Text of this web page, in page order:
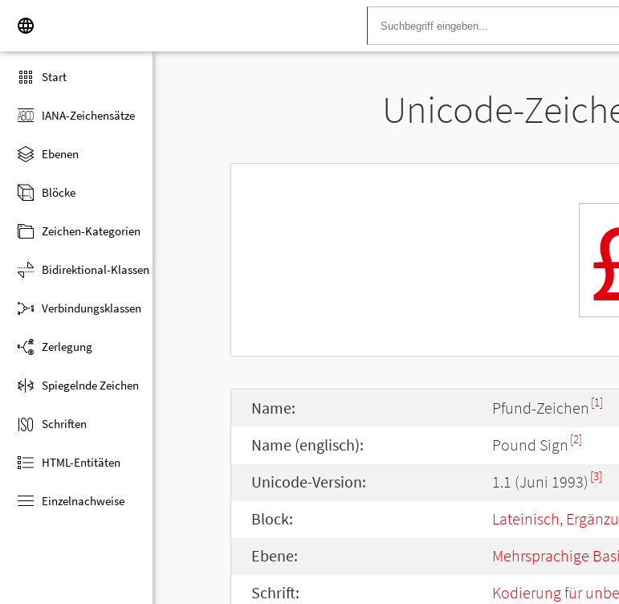
Start
IANA-Zeichensätze
Ebenen
Blöcke
Zeichen-Kategorien
Bidirektional-Klassen
Verbindungsklassen
Zerlegung
Spiegelnde Zeichen
Schriften
HTML-Entitäten
Einzelnachweise
Unicode-
Name: Pfund-Zeichen [1]
Name (englisch): Pound Sign [2]
Unicode-Version: 1.1 (Juni 1993) [3]
Block: Lateinisch,
Ebene: Mehrsprachige
Schrift: Kodierung für